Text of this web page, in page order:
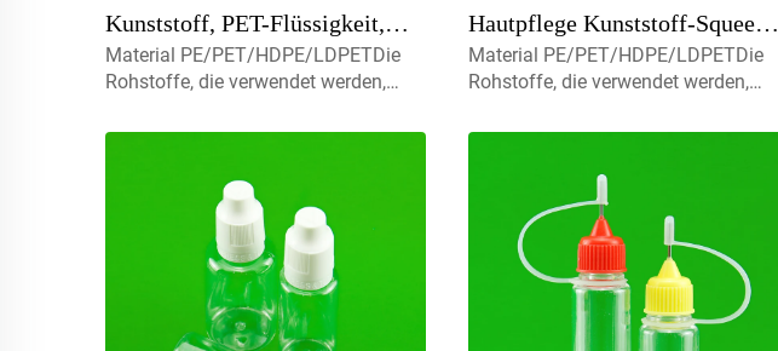
Kunststoff, PET-Flüssigkeit,
Tropfflasche für ätherisches Öl
Material PE/PET/HDPE/LDPETDie
Rohstoffe, die verwendet werden,
umweltfreundliche und perfekt für
erhältlich.Volumen5ml 10ml 15ml
Kontaktieren Sie uns für
benutzerdefinierte Kapmist-Sprayer,
Hautpflege Kunststoff-Squeeze-
Verpackung Kosmetikflaschen
Material PE/PET/HDPE/LDPETDie
Rohstoffe, die verwendet werden,
umweltfreundliche und perfekt für
erhältlich.Volumen5ml 10ml 15ml
Kontaktieren Sie uns für
benutzerdefinierte Kapmist-Sprayer,